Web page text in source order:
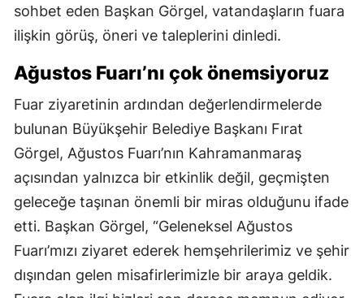
sohbet eden Başkan Görgel, vatandaşların fuara
ilişkin görüş, öneri ve taleplerini dinledi.
Ağustos Fuarı’nı çok önemsiyoruz
Fuar ziyaretinin ardından değerlendirmelerde
bulunan Büyükşehir Belediye Başkanı Fırat
Görgel, Ağustos Fuarı’nın Kahramanmaraş
açısından yalnızca bir etkinlik değil, geçmişten
geleceğe taşınan önemli bir miras olduğunu ifade
etti. Başkan Görgel, “Geleneksel Ağustos
Fuarı’mızı ziyaret ederek hemşehrilerimiz ve şehir
dışından gelen misafirlerimizle bir araya geldik.